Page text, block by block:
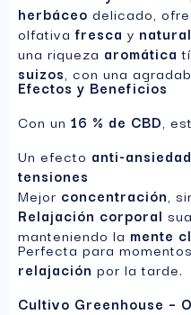
herbáceo delicado,
olfativa fresca y natural
una riqueza aromática
suizos , con una
Efectos y Beneficios
Con un 16 % de CBD ,
Un efecto anti-
tensiones
Mejor concentración ,
Relajación corporal
manteniendo la mente
Perfecta para
relajación por la tarde.
Cultivo Greenhouse –